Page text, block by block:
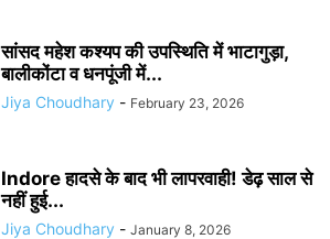
सांसद महेश कश्यप की उपस्थिति में भाटागुड़ा,
बालीकोंटा व धनपूंजी में...
Jiya Choudhary - February 23, 2026
Indore हादसे के बाद भी लापरवाही! डेढ़ साल से
नहीं हुई...
Jiya Choudhary - January 8, 2026